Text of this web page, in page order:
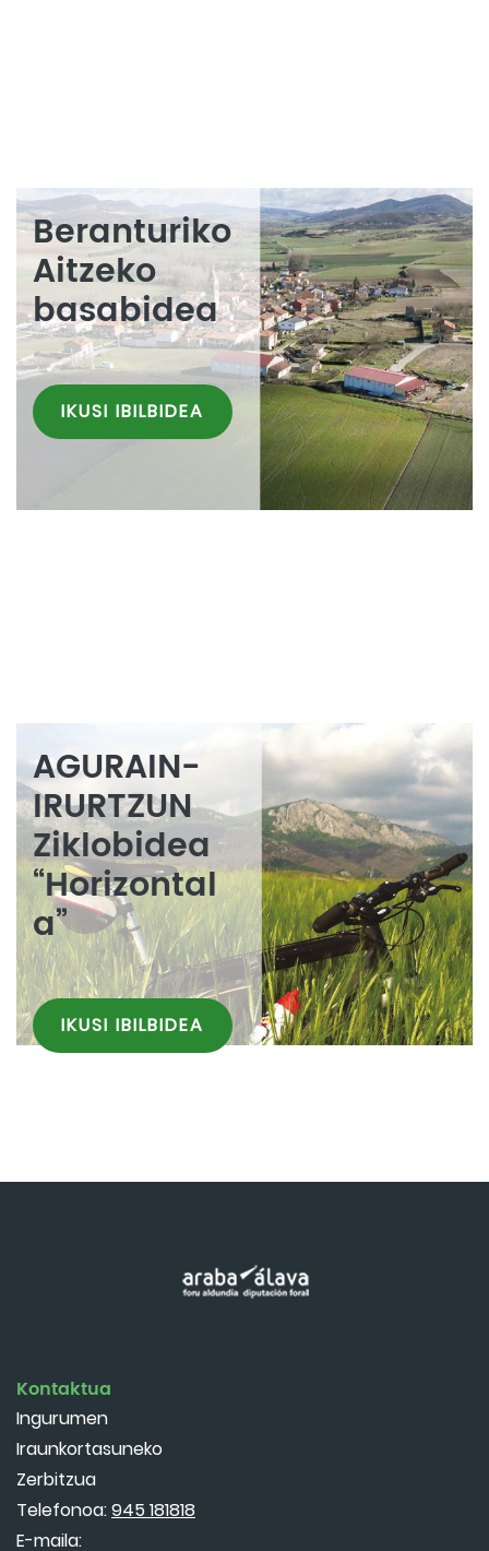
Beranturiko
Aitzeko
basabidea
IKUSI IBILBIDEA
AGURAIN-
IRURTZUN
Ziklobidea
“Horizontal
a”
IKUSI IBILBIDEA
Kontaktua
Ingurumen
Iraunkortasuneko
Zerbitzua
Telefonoa:945 181818
E-maila: